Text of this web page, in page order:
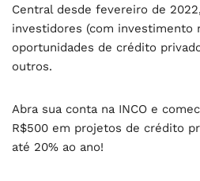
Central desde fevereiro de
investidores (com investimento
oportunidades de crédito
outros.
Abra sua conta na INCO e
R$500 em projetos de crédito
até 20% ao ano!